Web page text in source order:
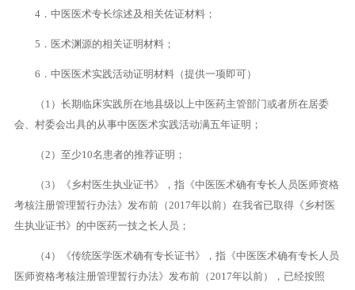
4．中医医术专长综述及相关佐证材料；
5．医术渊源的相关证明材料；
6．中医医术实践活动证明材料（提供一项即可）
（1）长期临床实践所在地县级以上中医药主管部门或者所在居委
会、村委会出具的从事中医医术实践活动满五年证明；
（2）至少10名患者的推荐证明；
（3）《乡村医生执业证书》，指《中医医术确有专长人员医师资格
考核注册管理暂行办法》发布前（2017年以前）在我省已取得《乡村医
生执业证书》的中医药一技之长人员；
（4）《传统医学医术确有专长证书》，指《中医医术确有专长人员
医师资格考核注册管理暂行办法》发布前（2017年以前），已经按照